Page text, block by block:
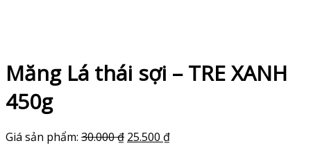
Măng Lá thái sợi – TRE XANH
450g
Giá sản phẩm: 30.000₫ 25.500 ₫